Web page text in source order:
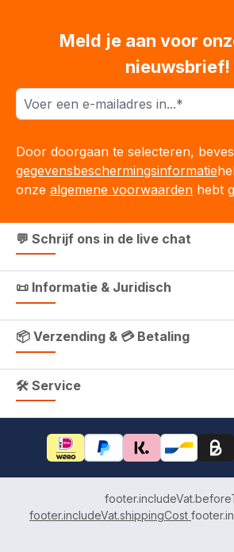
Meld je aan voor
nieuwsbrief!
Door doorgaan te selecteren,
gegevensbeschermingsinformatie
onze algemene voorwaarden hebt
💬 Schrijf ons in de live chat
📜 Informatie & Juridisch
📦 Verzending & 💳 Betaling
🛠 Service
footer.includeVat.shippingCost